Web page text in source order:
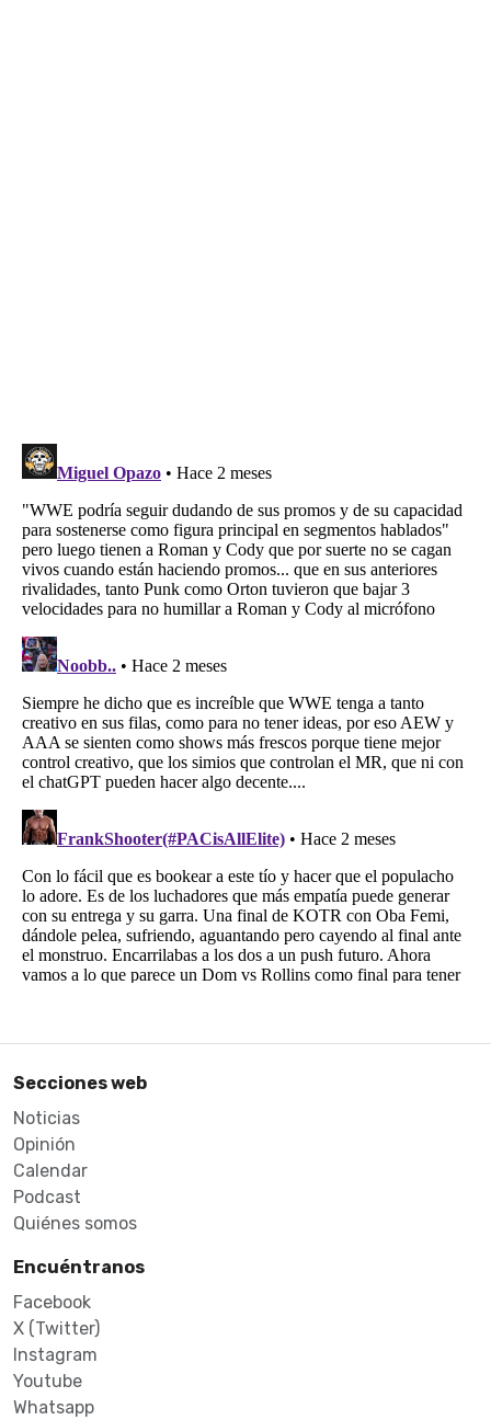
Secciones web
Noticias
Opinión
Calendar
Podcast
Quiénes somos
Encuéntranos
Facebook
X (Twitter)
Instagram
Youtube
Whatsapp